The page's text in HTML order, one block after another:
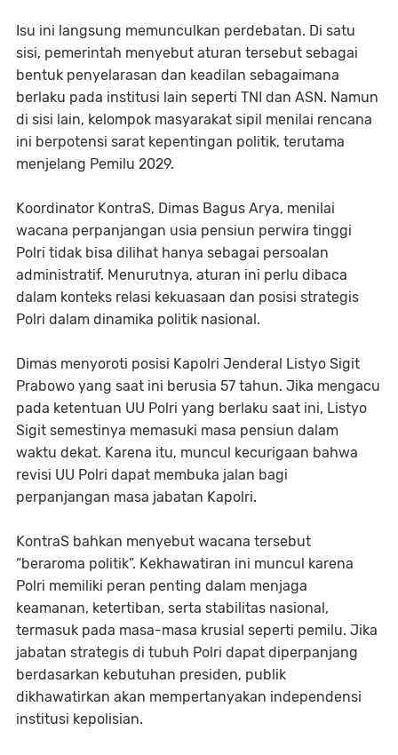
Isu ini langsung memunculkan perdebatan. Di satu
sisi, pemerintah menyebut aturan tersebut sebagai
bentuk penyelarasan dan keadilan sebagaimana
berlaku pada institusi lain seperti TNI dan ASN. Namun
di sisi lain, kelompok masyarakat sipil menilai rencana
ini berpotensi sarat kepentingan politik, terutama
menjelang Pemilu 2029.
Koordinator KontraS, Dimas Bagus Arya, menilai
wacana perpanjangan usia pensiun perwira tinggi
Polri tidak bisa dilihat hanya sebagai persoalan
administratif. Menurutnya, aturan ini perlu dibaca
dalam konteks relasi kekuasaan dan posisi strategis
Polri dalam dinamika politik nasional.
Dimas menyoroti posisi Kapolri Jenderal Listyo Sigit
Prabowo yang saat ini berusia 57 tahun. Jika mengacu
pada ketentuan UU Polri yang berlaku saat ini, Listyo
Sigit semestinya memasuki masa pensiun dalam
waktu dekat. Karena itu, muncul kecurigaan bahwa
revisi UU Polri dapat membuka jalan bagi
perpanjangan masa jabatan Kapolri.
KontraS bahkan menyebut wacana tersebut
“beraroma politik”. Kekhawatiran ini muncul karena
Polri memiliki peran penting dalam menjaga
keamanan, ketertiban, serta stabilitas nasional,
termasuk pada masa-masa krusial seperti pemilu. Jika
jabatan strategis di tubuh Polri dapat diperpanjang
berdasarkan kebutuhan presiden, publik
dikhawatirkan akan mempertanyakan independensi
institusi kepolisian.